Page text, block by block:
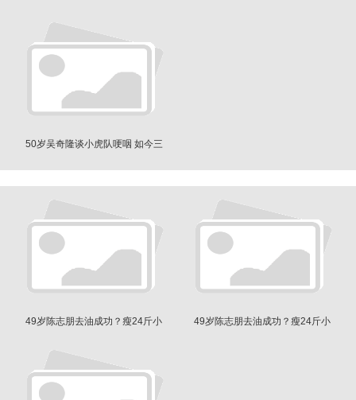
50岁吴奇隆谈小虎队哽咽 如今三
49岁陈志朋去油成功？瘦24斤小
49岁陈志朋去油成功？瘦24斤小